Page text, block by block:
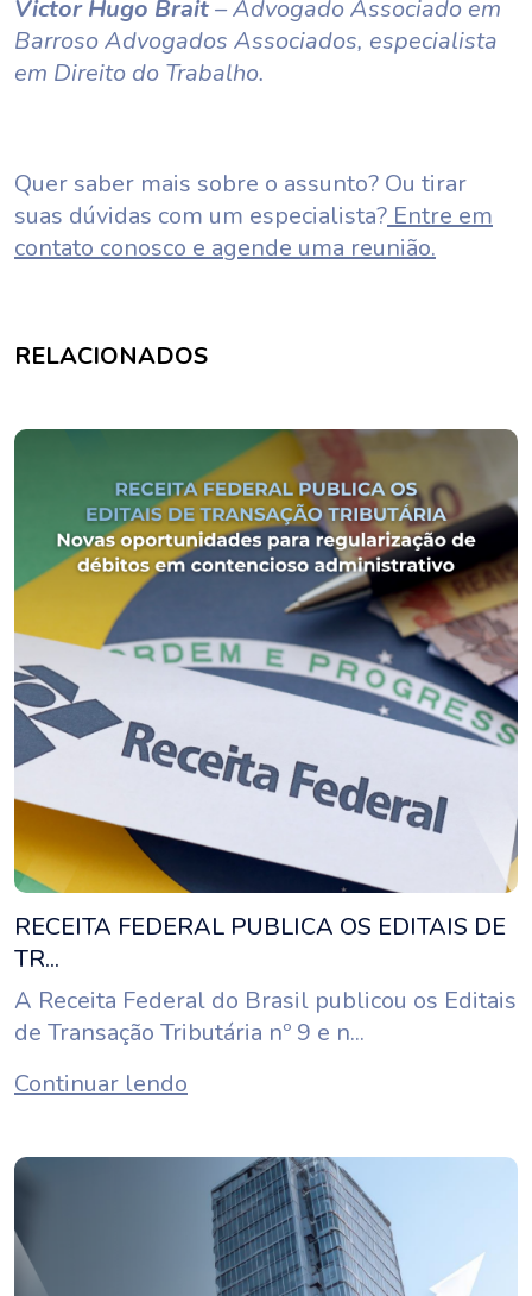
Victor Hugo Brait– Advogado Associado em
Barroso Advogados Associados, especialista
em Direito do Trabalho.
Quer saber mais sobre o assunto? Ou tirar
suas dúvidas com um especialista? Entre em
contato conosco e agende uma reunião.
RELACIONADOS
RECEITA FEDERAL PUBLICA OS EDITAIS DE
TR...
A Receita Federal do Brasil publicou os Editais
de Transação Tributária nº 9 e n...
Continuar lendo